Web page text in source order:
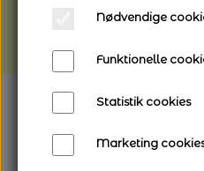
Vi gør opmærksom
længere leveringstid
Nødvendige
Funktionelle
Statistik cookies
Marketing